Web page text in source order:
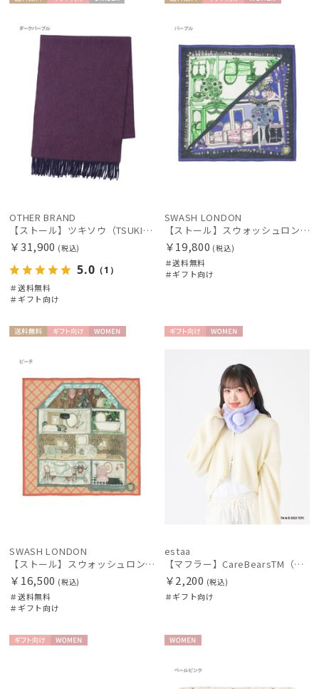
料
向け
OTHER BRAND
【ストール】ツキソウ（TSUKISOU）カシミヤ100％リバーシブルストール 35×200 日本製
￥31,900 (税込)
5.0 （1）
＃送料無料
＃ギフト向け
料
SWASH LONDON
【ストール】スウォッシュロンドン (SWASH LONDON) FOLDED SCARVES MADAME 120*120 シルクウール
￥19,800 (税込)
＃送料無料
＃ギフト向け
料
SWASH LONDON
【ストール】スウォッシュロンドン (SWASH LONDON) DOLLSHOUSE SURREALIST 90*90 シルクウール
￥16,500 (税込)
＃送料無料
＃ギフト向け
estaa
【マフラー】CareBearsTM（ケアベアTM） フェイクファー
￥2,200 (税込)
＃ギフト向け